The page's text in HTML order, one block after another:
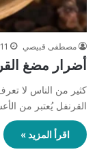
مصطفى قبيصي 11 مارس، 2025
أضرار مضغ
كثير من الناس لا
القرنفل يُعتبر من
اقرأ المزيد »